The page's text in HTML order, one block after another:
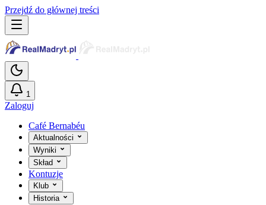
Przejdź do głównej treści
1
Zaloguj
Café Bernabéu
Aktualności
Wyniki
Skład
Kontuzje
Klub
Historia